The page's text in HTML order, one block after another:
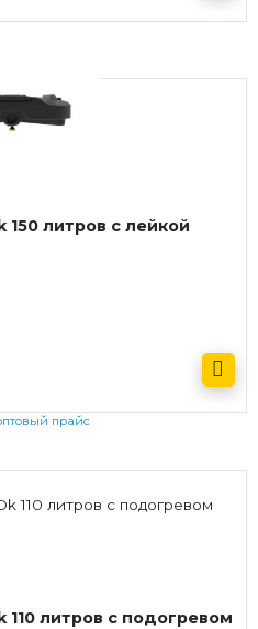
литров с лейкой
прайс
литров с подогревом